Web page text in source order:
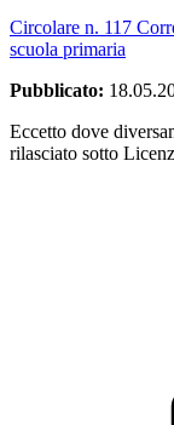
Circolare n. 117
scuola primaria
Pubblicato:
Eccetto dove
rilasciato sotto